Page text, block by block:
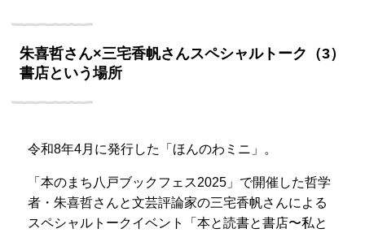
朱喜哲さん×三宅香帆さんスペシャルトーク（3）
書店という場所
令和8年4月に発行した「ほんのわミニ」。
「本のまち八戸ブックフェス2025」で開催した哲学
者・朱喜哲さんと文芸評論家の三宅香帆さんによる
スペシャルトークイベント「本と読書と書店〜私と